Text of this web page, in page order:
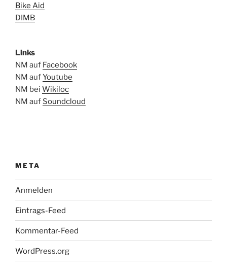
Bike Aid
DIMB
Links
NM auf Facebook
NM aufYoutube
NM bei Wikiloc
NM auf Soundcloud
META
Anmelden
Eintrags-Feed
Kommentar-Feed
WordPress.org